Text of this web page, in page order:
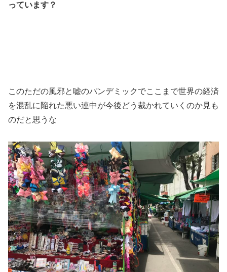
っています？
このただの風邪と嘘のパンデミックでここまで世界の経済
を混乱に陥れた悪い連中が今後どう裁かれていくのか見も
のだと思うな